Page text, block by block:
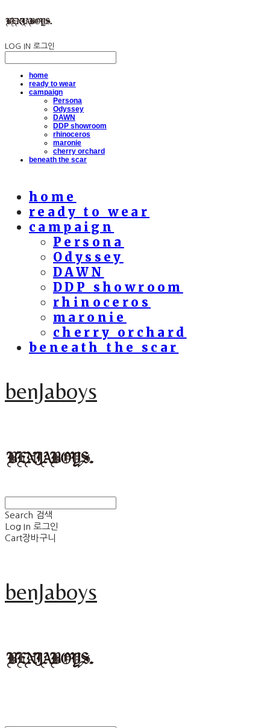
LOG IN 로그인
home
ready to wear
campaign
Persona
Odyssey
DAWN
DDP showroom
rhinoceros
maronie
cherry orchard
beneath the scar
home
ready to wear
campaign
Persona
Odyssey
DAWN
DDP showroom
rhinoceros
maronie
cherry orchard
beneath the scar
benJaboys
Search 검색
Log In 로그인
Cart장바구니
benJaboys